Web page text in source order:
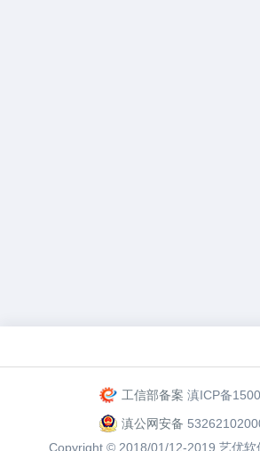
工信部备案 滇ICP备
滇公网安备
Copyright © 2018/01/12-2019 艺优软